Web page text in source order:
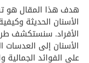
هدف هذا المقال هو
الأسنان الحديثة
الأفراد. سنستكشف
الأسنان إلى العدسات
على الفوائد